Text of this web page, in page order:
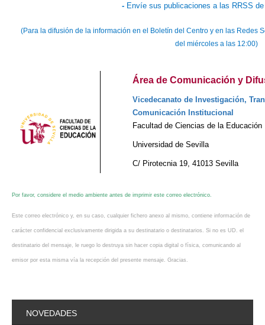
- Envíe sus publicaciones a las RRSS
(Para la difusión de la información en el Boletín del Centro y en las Redes
del miércoles a las 12:00)
Área de Comunicación y
Vicedecanato de Investigación,
Comunicación Institucional
Facultad de Ciencias de la Educación
Universidad de Sevilla
C/ Pirotecnia 19, 41013 Sevilla
Por favor, considere el medio ambiente antes de imprimir este correo electrónico.
Este correo electrónico y, en su caso, cualquier fichero anexo al mismo, contiene información de
carácter confidencial exclusivamente dirigida a su destinatario o destinatarios. Si no es UD. el
destinatario del mensaje, le ruego lo destruya sin hacer copia digital o física, comunicando al
emisor por esta misma vía la recepción del presente mensaje. Gracias.
NOVEDADES